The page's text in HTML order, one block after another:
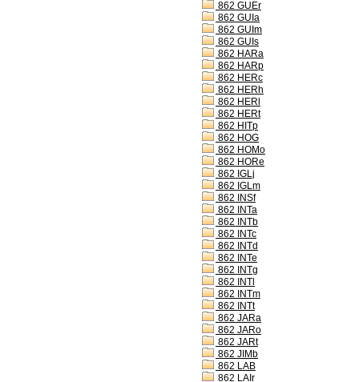
862 GUEr
862 GUIa
862 GUIm
862 GUIs
862 HARa
862 HARp
862 HERc
862 HERh
862 HERl
862 HERt
862 HITp
862 HOG
862 HOMo
862 HORe
862 IGLj
862 IGLm
862 INSf
862 INTa
862 INTb
862 INTc
862 INTd
862 INTe
862 INTg
862 INTl
862 INTm
862 INTt
862 JARa
862 JARo
862 JARt
862 JIMb
862 LAB
862 LAIr